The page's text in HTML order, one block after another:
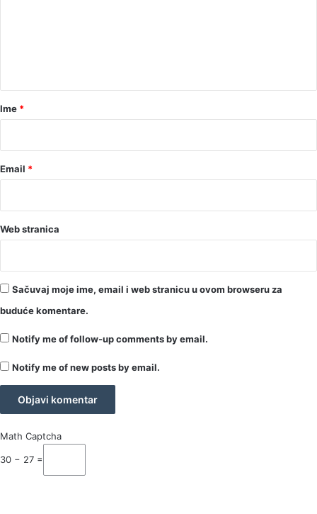
rIme *
Email *
Web stranica
Sačuvaj moje ime, email i web stranicu u ovom browseru za
buduće komentare.
Notify me of follow-up comments by email.
Notify me of new posts by email.
Math Captcha
30 − 27 =